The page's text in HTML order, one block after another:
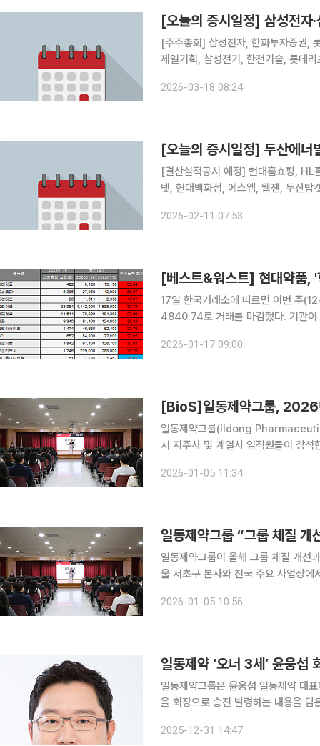
[오늘의 증시일정] 삼성전자
[주주총회] 삼성전자, 한화투자증권,
제일기획, 삼성전기, 한전기술, 롯데
2026-03-18 08:24
[오늘의 증시일정] 두산에너
[결산실적공시 예정] 현대홈쇼핑, HL
넷, 현대백화점, 에스엠, 웹젠, 두산밥
모바일어플라이언스, 제이케이시냅스
2026-02-11 07:53
17일 한국거래소에 따르면 이번 주
4840.74로 거래를 마감했다. 기관이
만3190원으로 62.44% 급등했다.
2026-01-17 09:00
[BioS]일동제약그룹, 2026
일동제약그룹(Ildong
서 지주사 및 계열사 임직원들이 참
성과 창출 △신성장 동력 확보와 지속
2026-01-05 11:34
일동제약그룹 “그룹 체질 개
일동제약그룹이 올해 그룹 체질 개선과 신성장동
울 서초구 본사와 전국 주요 사업장
및 수익 성과 창출 △신성장 동력 확
2026-01-05 10:56
일동제약 ‘오너 3세’ 윤웅섭
일동제약그룹은 윤웅섭 일동제약 대
을 회장으로 승진 발령하는 내용을 담
조정실 등을 거치며 다양한 실무와 함
2025-12-31 14:47